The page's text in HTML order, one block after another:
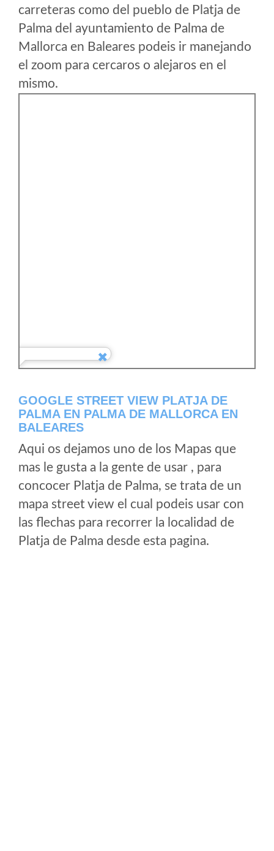
carreteras como del pueblo de Platja de
Palma del ayuntamiento de Palma de
Mallorca en Baleares podeis ir manejando
el zoom para cercaros o alejaros en el
mismo.
GOOGLE STREET VIEW PLATJA DE
PALMA EN PALMA DE MALLORCA EN
BALEARES
Aqui os dejamos uno de los Mapas que
mas le gusta a la gente de usar , para
concocer Platja de Palma, se trata de un
mapa street view el cual podeis usar con
las flechas para recorrer la localidad de
Platja de Palma desde esta pagina.